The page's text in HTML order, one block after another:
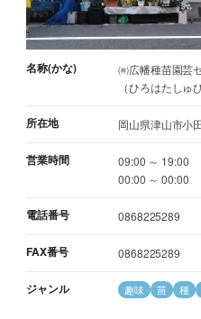
名称(かな)
㈲広幡種苗園芸
（ひろはたしゅ
所在地 岡山県津山市小
営業時間
09:00 ～ 19:00
00:00 ～ 00:00
電話番号 0868225289
FAX番号 0868225289
ジャンル 趣味 苗 種